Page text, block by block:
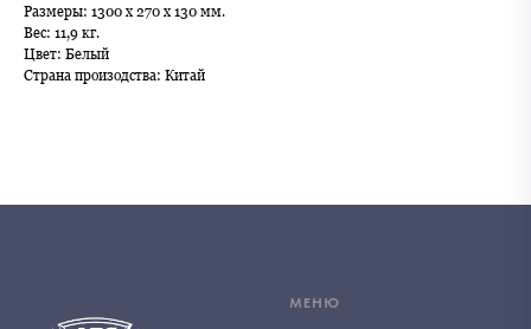
Размеры: 1300 x 270 x 130 мм.
Вес: 11,9 кг.
Цвет: Белый
Страна произодства: Китай
МЕНЮ